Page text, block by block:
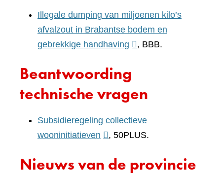
Illegale dumping van miljoenen kilo’s
afvalzout in Brabantse bodem en
gebrekkige handhaving (verwijst
een
website)
, BBB.
Beantwoording
technische vragen
Subsidieregeling collectieve
wooninitiatieven (verwijst
een
, 50PLUS.
Nieuws van de provincie